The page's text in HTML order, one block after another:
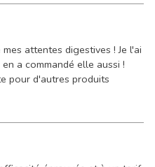
attentes digestives ! Je l'ai
a commandé elle aussi !
pour d'autres produits